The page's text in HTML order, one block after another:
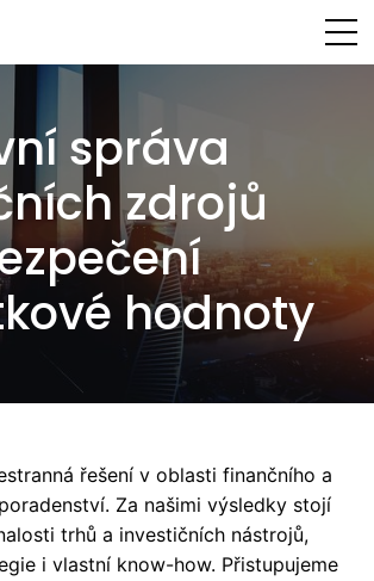
správa
zdrojů
hodnoty
řešení v oblasti finančního a
Za našimi výsledky stojí
trhů a investičních nástrojů,
i vlastní know-how. Přistupujeme